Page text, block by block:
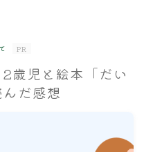
PR
歳児と絵本「だい
だ感想